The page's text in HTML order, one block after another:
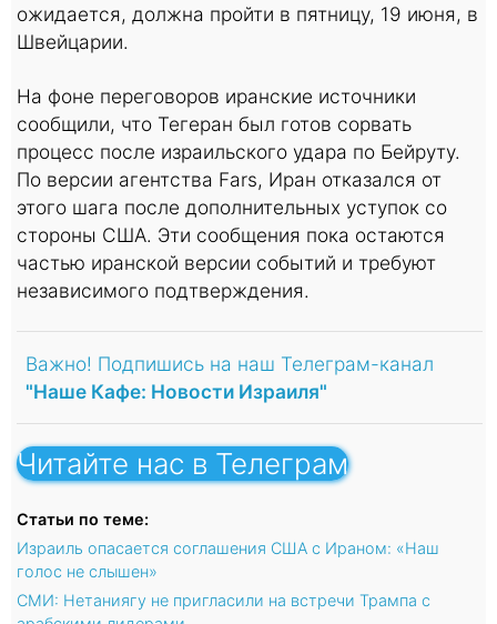
ожидается, должна пройти в пятницу, 19 июня, в
Швейцарии.
На фоне переговоров иранские источники
сообщили, что Тегеран был готов сорвать
процесс после израильского удара по Бейруту.
По версии агентства Fars, Иран отказался от
этого шага после дополнительных уступок со
стороны США. Эти сообщения пока остаются
частью иранской версии событий и требуют
независимого подтверждения.
Важно! Подпишись на наш Телеграм-канал
"Наше Кафе: Новости Израиля"
Читайте нас в Телеграм
Статьи по теме:
Израиль опасается соглашения США с Ираном: «Наш
голос не слышен»
СМИ: Нетаниягу не пригласили на встречи Трампа с